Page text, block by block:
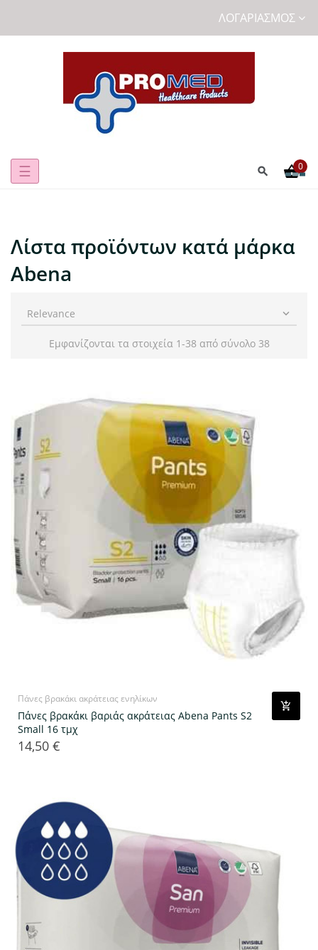
ΛΟΓΑΡΙΑΣΜΌΣ
Toggle
☰ 0
Λίστα προϊόντων κατά μάρκα
Abena
Relevance 
Εμφανίζονται τα στοιχεία 1-38 από σύνολο 38
Πάνες βρακάκι ακράτειας ενηλίκων
Πάνες βρακάκι βαριάς ακράτειας Abena Pants S2
Small 16 τμχ
Τιμή
14,50 €